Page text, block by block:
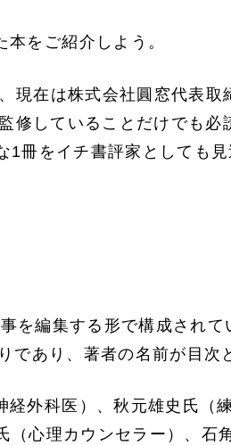
をご紹介しよう。
現在は株式会社圓窓代表取
修していることだけでも必
1冊をイチ書評家としても
を編集する形で構成されて
あり、著者の名前が目次
外科医）、秋元雄史氏（
心理カウンセラー）、石